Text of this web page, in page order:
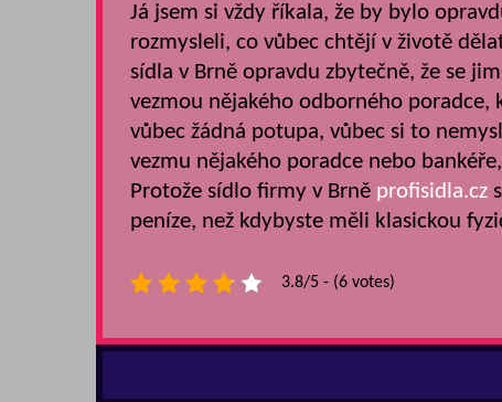
Já jsem si vždy říkala, že by bylo
rozmysleli, co vůbec chtějí v životě
sídla v Brně opravdu zbytečně, že se
vezmou nějakého odborného
vůbec žádná potupa, vůbec si to
vezmu nějakého poradce nebo
Protože sídlo firmy v Brně profisidla.cz
peníze, než kdybyste měli klasickou
3.8/5 - (6 votes)